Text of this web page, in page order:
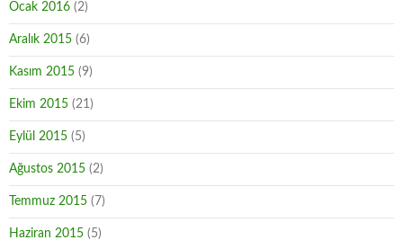
Ocak 2016 (2)
Aralık 2015 (6)
Kasım 2015 (9)
Ekim 2015 (21)
Eylül 2015 (5)
Ağustos 2015 (2)
Temmuz 2015 (7)
Haziran 2015 (5)